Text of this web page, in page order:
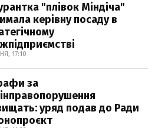
"плівок Міндіча"
керівну посаду в
17:10
за
уряд подав до Ради